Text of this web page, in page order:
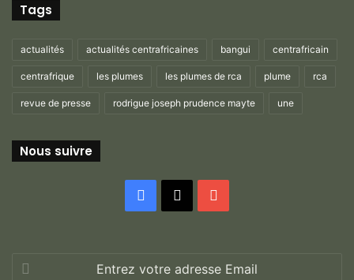
Tags
actualités actualités centrafricaines bangui centrafricain
centrafrique les plumes les plumes de rca plume rca
revue de presse rodrigue joseph prudence mayte une
Nous suivre
Facebook
votre